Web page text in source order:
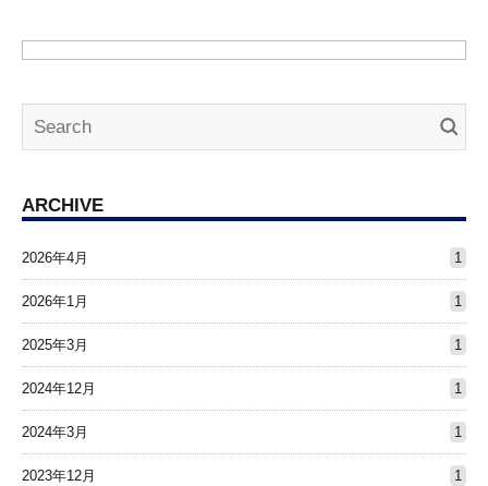
ARCHIVE
2026年4月 1
2026年1月 1
2025年3月 1
2024年12月 1
2024年3月 1
2023年12月 1